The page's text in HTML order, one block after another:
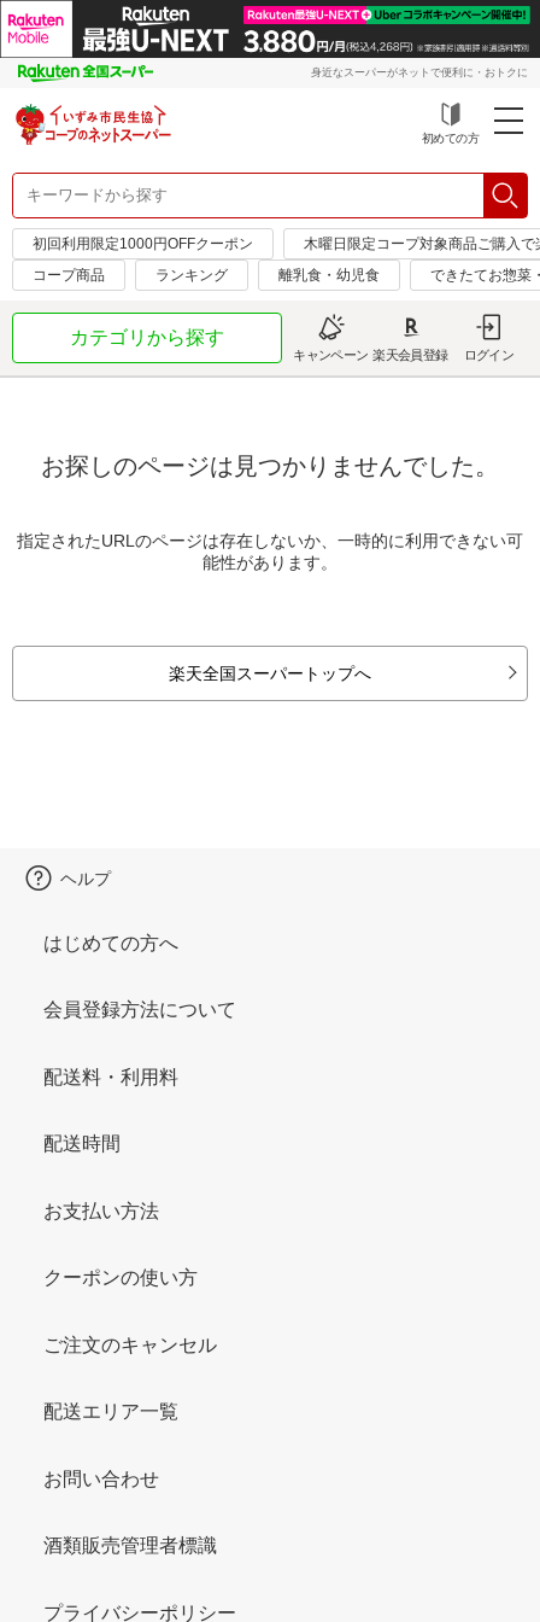
身近なスーパーがネットで便利に・おトクに
初めての方
初回利用限定1000円OFFクーポン
木曜日限定コープ対象商品ご購入
コープ商品
ランキング 離乳食・幼児食 できたてお惣菜
カテゴリから探す
キャンペーン 楽天会員登録 ログイン
お探しのページは見つかりませんでした。
指定されたURLのページは存在しないか、一時的に利用できない可
能性があります。
楽天全国スーパートップへ
ヘルプ
はじめての方へ
会員登録方法について
配送料・利用料
配送時間
お支払い方法
クーポンの使い方
ご注文のキャンセル
配送エリア一覧
お問い合わせ
酒類販売管理者標識
プライバシーポリシー